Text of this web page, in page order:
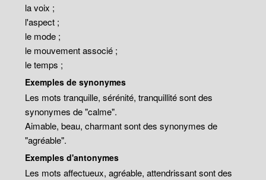
la voix ;
l'aspect ;
le mode ;
le mouvement associé ;
le temps ;
Exemples de synonymes
Les mots tranquille, sérénité, tranquillité sont des
synonymes de "calme".
Aimable, beau, charmant sont des synonymes de
"agréable".
Exemples d'antonymes
Les mots affectueux, agréable, attendrissant sont des